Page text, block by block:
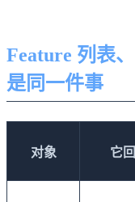
Feature 列表
是同一件事
对象 它